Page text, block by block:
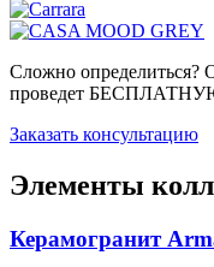
Сложно определиться?
проведет
Заказать консультацию
Элементы
Керамогранит